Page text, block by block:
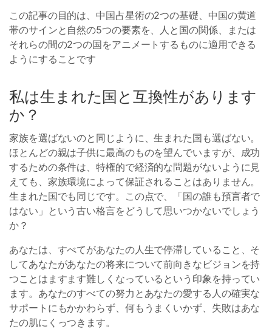
この記事の目的は、中国占星術の2つの基礎、中国の黄道
帯のサインと自然の5つの要素を、人と国の関係、または
それらの間の2つの国をアニメートするものに適用できる
ようにすることです
私は生まれた国と互換性があります
か？
家族を選ばないのと同じように、生まれた国も選ばない。
ほとんどの親は子供に最高のものを望んでいますが、成功
するための条件は、特権的で経済的な問題がないように見
えても、家族環境によって保証されることはありません。
生まれた国でも同じです。この点で、「国の誰も預言者で
はない」という古い格言をどうして思いつかないでしょう
か？
あなたは、すべてがあなたの人生で停滞していること、そ
してあなたがあなたの将来について前向きなビジョンを持
つことはますます難しくなっているという印象を持ってい
ます。あなたのすべての努力とあなたの愛する人の確実な
サポートにもかかわらず、何もうまくいかず、失敗はあな
たの肌にくっつきます。